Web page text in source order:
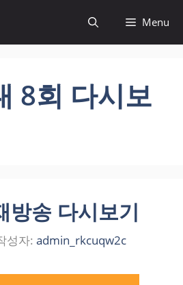
Menu
8회 다시보
방송 다시보기
성자: admin_rkcuqw2c